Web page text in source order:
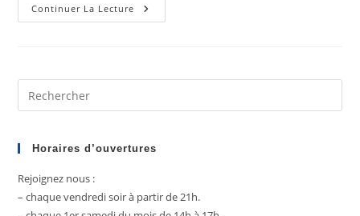
Continuer La Lecture Des
Nouvelles
Horaires d’ouvertures
Rejoignez nous :
– chaque vendredi soir à partir de 21h.